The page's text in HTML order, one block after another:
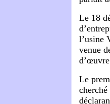
Le 18
l’usine
venue
Le